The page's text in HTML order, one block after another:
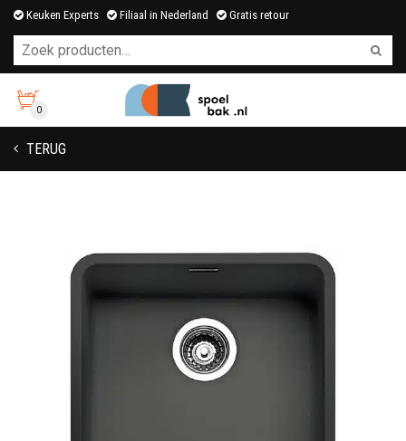
Keuken Experts Filiaal in Nederland Gratis retour
0
TERUG